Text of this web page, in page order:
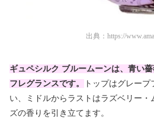
出典： https://
ギュペシルク ブルームーンは、青い
フレグランスです。
トップはグレー
い、ミドルからラストはラズベリー
ズの香りを引き立てます。